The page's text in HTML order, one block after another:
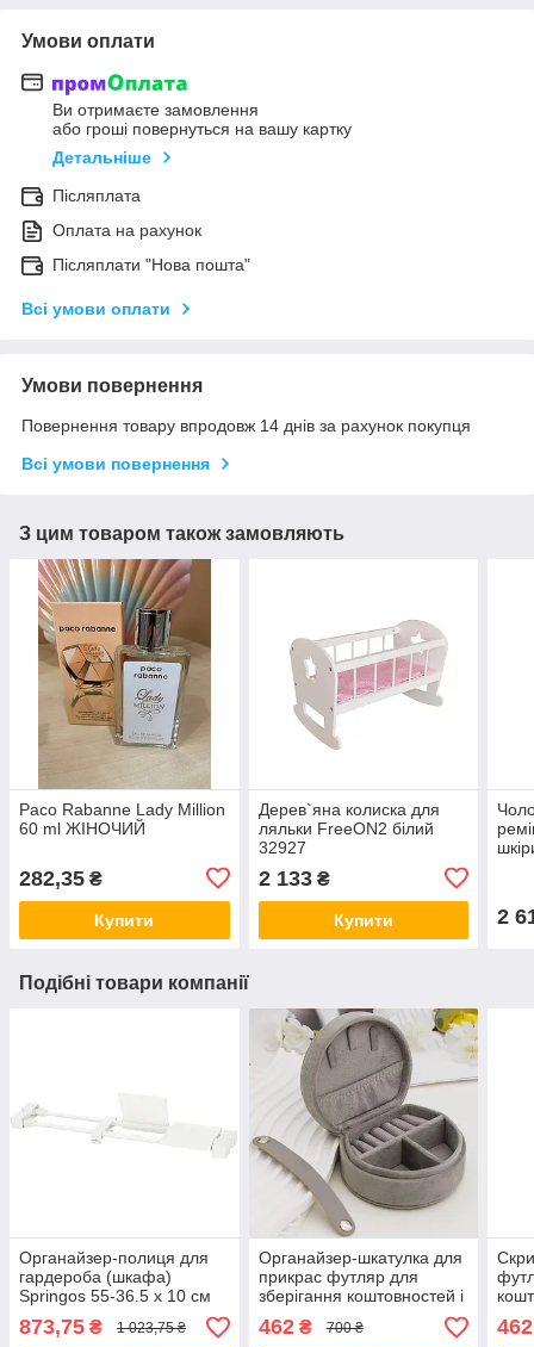
Умови оплати
Ви отримаєте замовлення
або гроші повернуться на вашу картку
Детальніше
Післяплата
Оплата на рахунок
Післяплати "Нова пошта"
Всі умови оплати
Умови повернення
Повернення товару впродовж 14 днів за рахунок покупця
Всі умови повернення
З цим товаром також замовляють
Paco Rabanne Lady Million
60 ml ЖІНОЧИЙ
282,35 ₴
Купити
Дерев`яна колиска для
ляльки FreeON2 білий
32927
2 133₴
Купити 2
Подібні товари компанії
Органайзер-полиця для
гардероба (шкафа)
Springos 55-36.5 x 10 см
телескопічний HA3112
873,75 ₴ 1 023,75 ₴
Органайзер-шкатулка для
прикрас футляр для
зберігання коштовностей і
аксесуарів органайзер
10х9х5 см оксамит, сірий
462₴ 700 ₴ 462